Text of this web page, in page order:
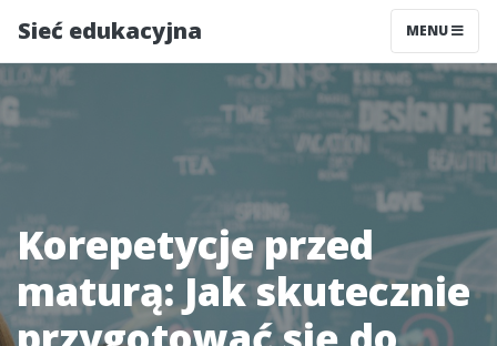
Sieć edukacyjna MENU
Korepetycje przed
maturą: Jak skutecznie